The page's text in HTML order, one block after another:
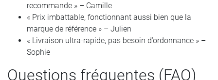
recommande » – Camille
« Prix imbattable, fonctionnant aussi bien que la
marque de référence » – Julien
« Livraison ultra-rapide, pas besoin d’ordonnance » –
Sophie
Questions fréquentes (FAQ)